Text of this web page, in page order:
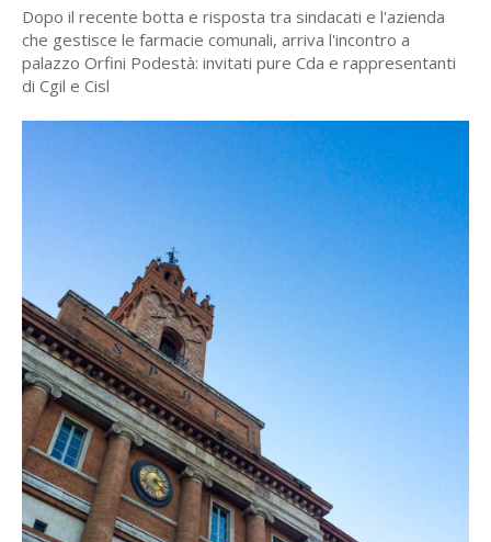
Dopo il recente botta e risposta tra sindacati e l'azienda
che gestisce le farmacie comunali, arriva l'incontro a
palazzo Orfini Podestà: invitati pure Cda e rappresentanti
di Cgil e Cisl